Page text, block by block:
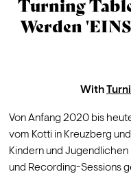
Turning
Werden
With
Von Anfang 2020 bis
vom Kotti in Kreuzberg
Kindern und
und Recording-Sessions